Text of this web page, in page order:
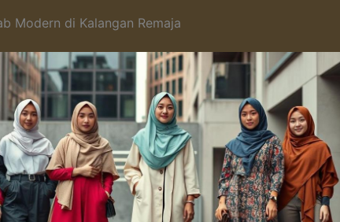
Modern di Kalangan Remaja